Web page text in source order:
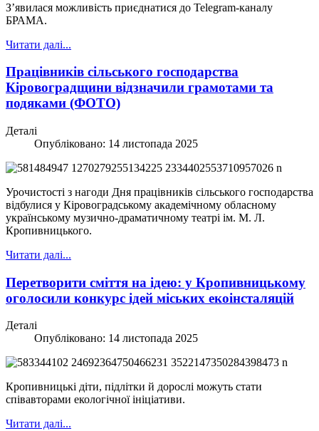
З’явилася можливість приєднатися до Telegram-каналу
БРАМА.
Читати далі...
Працівників сільського господарства
Кіровоградщини відзначили грамотами та
подяками (ФОТО)
Деталі
Опубліковано: 14 листопада 2025
Урочистості з нагоди Дня працівників сільського господарства
відбулися у Кіровоградському академічному обласному
українському музично-драматичному театрі ім. М. Л.
Кропивницького.
Читати далі...
Перетворити сміття на ідею: у Кропивницькому
оголосили конкурс ідей міських екоінсталяцій
Деталі
Опубліковано: 14 листопада 2025
Кропивницькі діти, підлітки й дорослі можуть стати
співавторами екологічної ініціативи.
Читати далі...